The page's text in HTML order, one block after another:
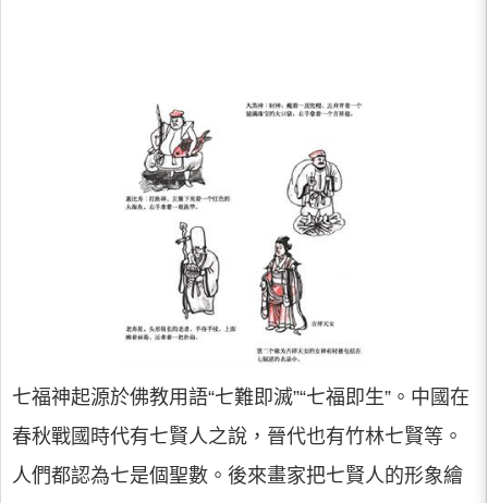
七福神起源於佛教用語“七難即滅”“七福即生”。中國在
春秋戰國時代有七賢人之說，晉代也有竹林七賢等。
人們都認為七是個聖數。後來畫家把七賢人的形象繪